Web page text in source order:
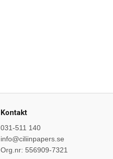
Kontakt
031-511 140
info@ciliinpapers.se
Org.nr: 556909-7321